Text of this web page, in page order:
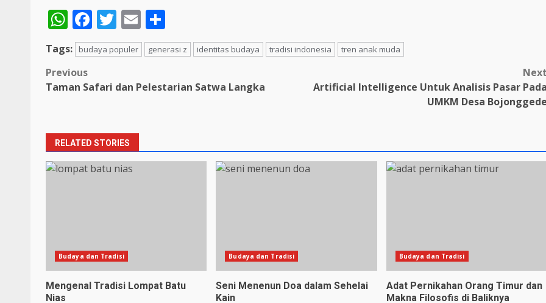
WhatsApp
Facebook
Twitter
Email
Tags: budaya populer generasi z identitas budaya tradisi indonesia tren anak muda
Post
Previous
Taman Safari dan Pelestarian Satwa Langka
Artificial Intelligence Untuk Analisis Pasar
UMKM Desa
RELATED STORIES
Budaya dan Tradisi
Mengenal Tradisi Lompat Batu
Nias
Budaya dan Tradisi
Seni Menenun Doa dalam Sehelai
Kain
Budaya dan Tradisi
Adat Pernikahan Orang Timur dan
Makna Filosofis di Baliknya